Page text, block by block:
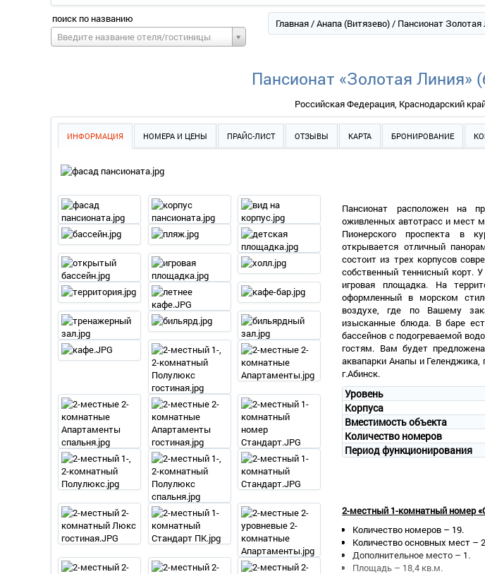
поиск по названию
Введите название отеля/гостиницы
Главная/Анапа (Витязево)/ Пансионат Золотая
Пансионат «Золотая Линия»
Российская Федерация, Краснодарский
ИНФОРМАЦИЯ НОМЕРА И ЦЕНЫ ПРАЙС-ЛИСТ ОТЗЫВЫ КАРТА БРОНИРОВАНИЕ
Пансионат расположен на
оживленных автотрасс и мест
Пионерского проспекта в
открывается отличный
состоит из трех корпусов
собственный теннисный корт.
игровая площадка. На
оформленный в морском
воздухе, где по Вашему
изысканные блюда. В баре
бассейнов с подогреваемой
гостям. Вам будет
аквапарки Анапы и Геленджика,
г.Абинск.
Уровень
Корпуса
Вместимость объекта
Количество номеров
Период функционирования
2-местный 1-комнатный номер
Количество номеров – 19.
Количество основных мест –
Дополнительное место – 1.
Площадь – 18,4 кв.м.